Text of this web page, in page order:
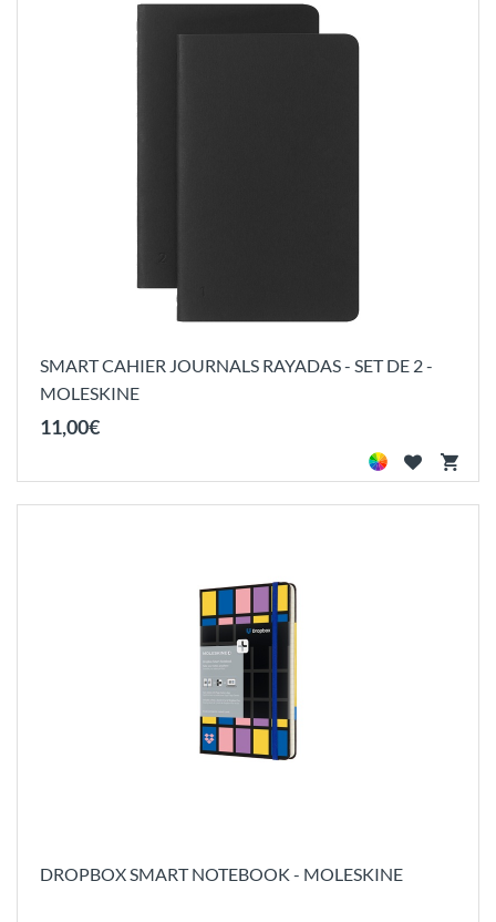
SMART CAHIER JOURNALS RAYADAS - SET DE 2 -
MOLESKINE
11,00€
DROPBOX SMART NOTEBOOK - MOLESKINE